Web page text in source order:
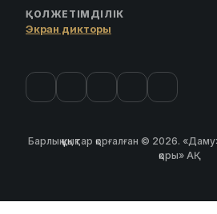
ҚОЛЖЕТІМДІЛІК
Экран дикторы
Барлық құқықтар қорғалған © 2026.
қоры» АҚ